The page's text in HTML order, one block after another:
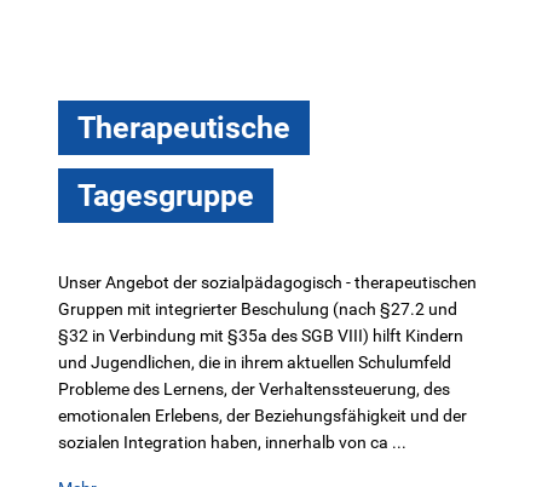
Therapeutische
Tagesgruppe
Unser Angebot der sozialpädagogisch - therapeutischen
Gruppen mit integrierter Beschulung (nach §27.2 und
§32 in Verbindung mit §35a des SGB VIII) hilft Kindern
und Jugendlichen, die in ihrem aktuellen Schulumfeld
Probleme des Lernens, der Verhaltenssteuerung, des
emotionalen Erlebens, der Beziehungsfähigkeit und der
sozialen Integration haben, innerhalb von ca ...